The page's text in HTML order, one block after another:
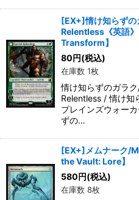
[EX+]情け知らず
Relentless《英語
Transform】
80円(税込)
在庫数 1枚
情け知らずのガラ
Relentless / 情け知
プレインズウォー
ずの…
[EX+]メムナーク/
the Vault: Lore】
580円(税込)
在庫数 8枚